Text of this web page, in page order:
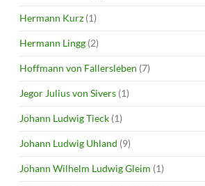
Hermann Kurz (1)
Hermann Lingg (2)
Hoffmann von Fallersleben (7)
Jegor Julius von Sivers (1)
Johann Ludwig Tieck (1)
Johann Ludwig Uhland (9)
Johann Wilhelm Ludwig Gleim (1)